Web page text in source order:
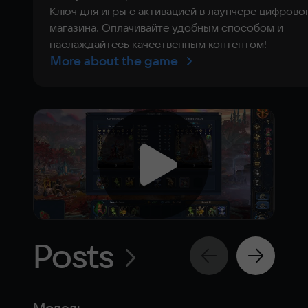
Ключ для игры с активацией в лаунчере
магазина. Оплачивайте удобным способом и
наслаждайтесь качественным контентом!
More about the game
Posts